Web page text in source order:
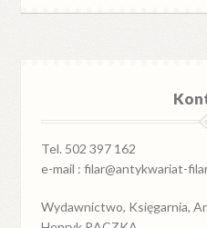
Tel. 502 397 162
e-mail : filar@antykwariat-
Wydawnictwo, Księgarnia,